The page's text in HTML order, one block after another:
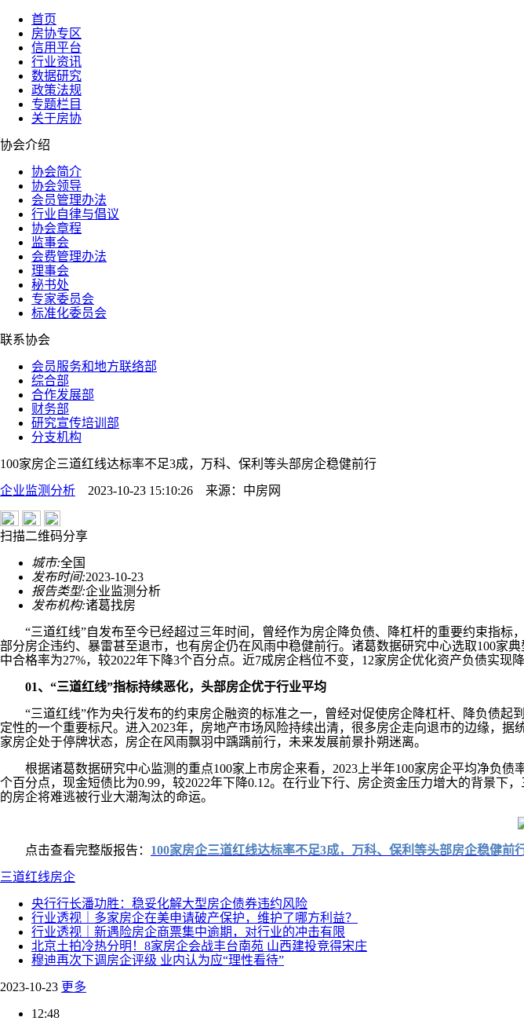
首页
房协专区
信用平台
行业资讯
数据研究
政策法规
专题栏目
关于房协
协会介绍
协会简介
协会领导
会员管理办法
行业自律与倡议
协会章程
监事会
会费管理办法
理事会
秘书处
专家委员会
标准化委员会
联系协会
会员服务和地方联络部
综合部
合作发展部
财务部
研究宣传培训部
分支机构
100家房企三道红线达标率不足3成，万科、保利等头部房企稳健前行
企业监测分析 2023-10-23 15:10:26 来源： 中房网
扫描二维码分享
城市:全国
发布时间:2023-10-23
报告类型:企业监测分析
发布机构:诸葛找房
“三道红线”自发布至今已经超过三年时间，曾经作为房企降负债、降杠杆的重要约束指标
部分房企违约、暴雷甚至退市，也有房企仍在风雨中稳健前行。诸葛数据研究中心选取100家
中合格率为27%，较2022年下降3个百分点。近7成房企档位不变，12家房企优化资产负债实
01、“三道红线”指标持续恶化，头部房企优于行业平均
“三道红线”作为央行发布的约束房企融资的标准之一，曾经对促使房企降杠杆、降负债起
定性的一个重要标尺。进入2023年，房地产市场风险持续出清，很多房企走向退市的边缘，
家房企处于停牌状态，房企在风雨飘羽中踽踽前行，未来发展前景扑朔迷离。
根据诸葛数据研究中心监测的重点100家上市房企来看，2023上半年100家房企平均净负债
个百分点，现金短债比为0.99，较2022年下降0.12。在行业下行、房企资金压力增大的背景
的房企将难逃被行业大潮淘汰的命运。
点击查看完整版报告： 100家房企三道红线达标率不足3成，万科、保利等头部房企稳健前
三道红线房企
央行行长潘功胜：稳妥化解大型房企债券违约风险
行业透视｜多家房企在美申请破产保护，维护了哪方利益？
行业透视｜新遇险房企商票集中逾期，对行业的冲击有限
北京土拍冷热分明！8家房企会战丰台南苑 山西建投竞得宋庄
穆迪再次下调房企评级 业内认为应“理性看待”
2023-10-23 更多
12:48